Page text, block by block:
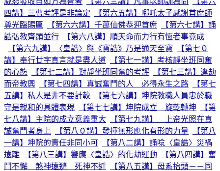
四講】三曹考評是非論定
【第六五講】哪吒太子感謝首席師
尊光臨賜匾
【第六六講】千萬仙佛恭迎首席
【第六七講】誦
誥弘教齊頭並行
【第六八講】順天命而力行有恆者事竟成
【第六九講】〈皇誥〉與《寶誥》乃是通天至寶
【第七０
講】奉行廿字真言就是盡人道
【第七一講】考核靜坐班同奮
的心態
【第七二講】對靜坐班同奮的考評
【第七三講】逢劫
而帝教興
【第七四講】真誠奮鬥的人 必得永生之路
【第七
五講】私人是非不要計較
【第七六講】坤院教職人員忠於職
守是親和的具體表現
【第七七講】坤院成立 旋乾轉坤
【第
七八講】主院的成立意義重大
【第七九講】 上帝光照在真
誠奮鬥者身上
【第八０講】發揮無形應化有形的力量
【第八
一講】坤院的責任非同小可
【第八二講】誦唸〈皇誥〉災禍
遠離
【第八三講】響應〈皇誥〉的化劫運動
【第八四講】奮
鬥不懈 煞神遠避 死神不近
【第八五講】母系抬頭－－同